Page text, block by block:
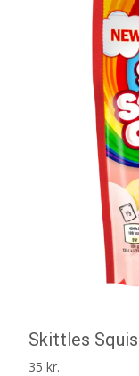
Skittles
35 kr.